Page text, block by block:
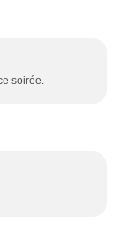
soirée.